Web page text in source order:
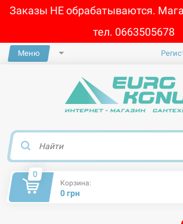
Заказы НЕ обрабатываются.
тел. 0663505678
Меню
0
Корзина:
0 грн